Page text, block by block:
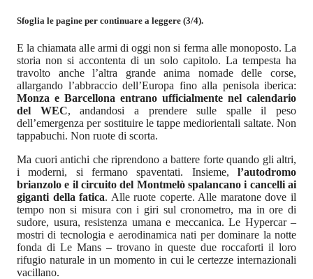
Sfoglia le pagine per continuare a leggere (3/4).
E la chiamata alle armi di oggi non si ferma alle monoposto. La
storia non si accontenta di un solo capitolo. La tempesta ha
travolto anche l’altra grande anima nomade delle corse,
allargando l’abbraccio dell’Europa fino alla penisola iberica:
Monza e Barcellona entrano ufficialmente nel calendario
del WEC, andandosi a prendere sulle spalle il peso
dell’emergenza per sostituire le tappe mediorientali saltate. Non
tappabuchi. Non ruote di scorta.
Ma cuori antichi che riprendono a battere forte quando gli altri,
i moderni, si fermano spaventati. Insieme, l’autodromo
brianzolo e il circuito del Montmelò spalancano i cancelli ai
giganti della fatica. Alle ruote coperte. Alle maratone dove il
tempo non si misura con i giri sul cronometro, ma in ore di
sudore, usura, resistenza umana e meccanica. Le Hypercar –
mostri di tecnologia e aerodinamica nati per dominare la notte
fonda di Le Mans – trovano in queste due roccaforti il loro
rifugio naturale in un momento in cui le certezze internazionali
vacillano.